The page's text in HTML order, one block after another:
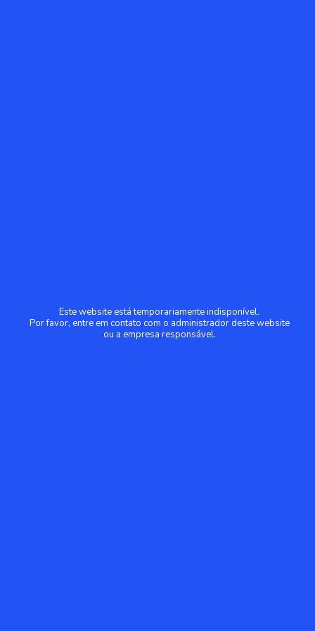
Este website está temporariamente indisponível.
Por favor, entre em contato com o administrador deste website
ou a empresa responsável.